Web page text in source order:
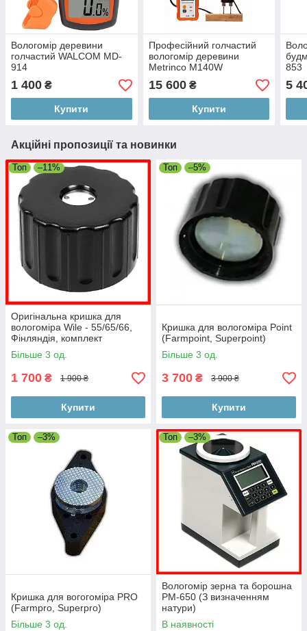
Вологомір деревини
голчастий WALCOM MD-
914
1 400 ₴
Купити
Професійний голчастий
вологомір деревини
Metrinco M140W
15 600₴
Купити
853
5
Акційні пропозиції та новинки
Топ –11%
Оригінальна кришка для
вологоміра Wile - 55/65/66,
Фінляндія, комплект
Більше 3 од.
1 700 ₴ 1 900 ₴
Купити
Топ –5%
Кришка для вологоміра Point
(Farmpoint, Superpoint)
Більше 3 од.
3 700 ₴ 3 900 ₴
Купити
Топ –3%
Кришка для вогогоміра PRO
(Farmpro, Superpro)
Більше 3 од.
Топ –3%
Вологомір зерна та борошна
PM-650 (З визначенням
натури)
В наявності